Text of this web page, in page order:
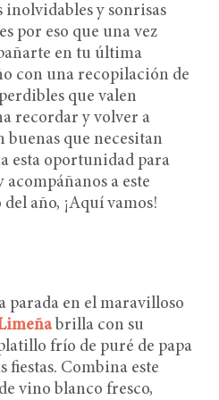
inolvidables y sonrisas
por eso que una vez
en tu última
con una recopilación de
que valen
recordar y volver a
buenas que necesitan
esta oportunidad para
a este
año, ¡Aquí vamos!
parada en el maravilloso
brilla con su
frío de puré de papa
fiestas. Combina este
vino blanco fresco,